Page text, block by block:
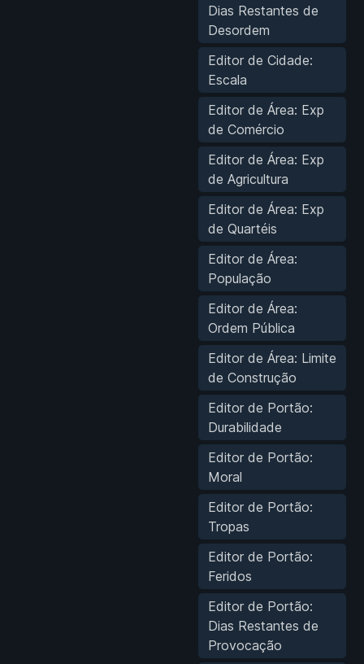
Dias Restantes de
Desordem
Editor de Cidade:
Escala
Editor de Área: Exp
de Comércio
Editor de Área: Exp
de Agricultura
Editor de Área: Exp
de Quartéis
Editor de Área:
População
Editor de Área:
Ordem Pública
Editor de Área: Limite
de Construção
Editor de Portão:
Durabilidade
Editor de Portão:
Moral
Editor de Portão:
Tropas
Editor de Portão:
Feridos
Editor de Portão:
Dias Restantes de
Provocação